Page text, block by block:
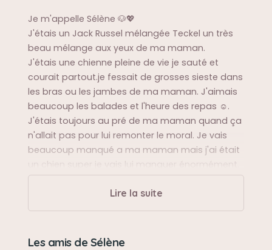
Je m'appelle Sélène 🐶💖
J'étais un Jack Russel mélangée Teckel un très
beau mélange aux yeux de ma maman.
J'étais une chienne pleine de vie je sauté et
courait partout.je fessait de grosses sieste dans
les bras ou les jambes de ma maman. J'aimais
beaucoup les balades et l'heure des repas ☺️.
J'étais toujours au pré de ma maman quand ça
n'allait pas pour lui remonter le moral. Je vais
beaucoup manqué a ma maman mais j'ai était
un chien super je vais lui manquer énormément.
Je t'aime ma Sélène
Sa balade préférée
Le soir en forêt derrière la maison.
Lire la suite
Les amis de Sélène